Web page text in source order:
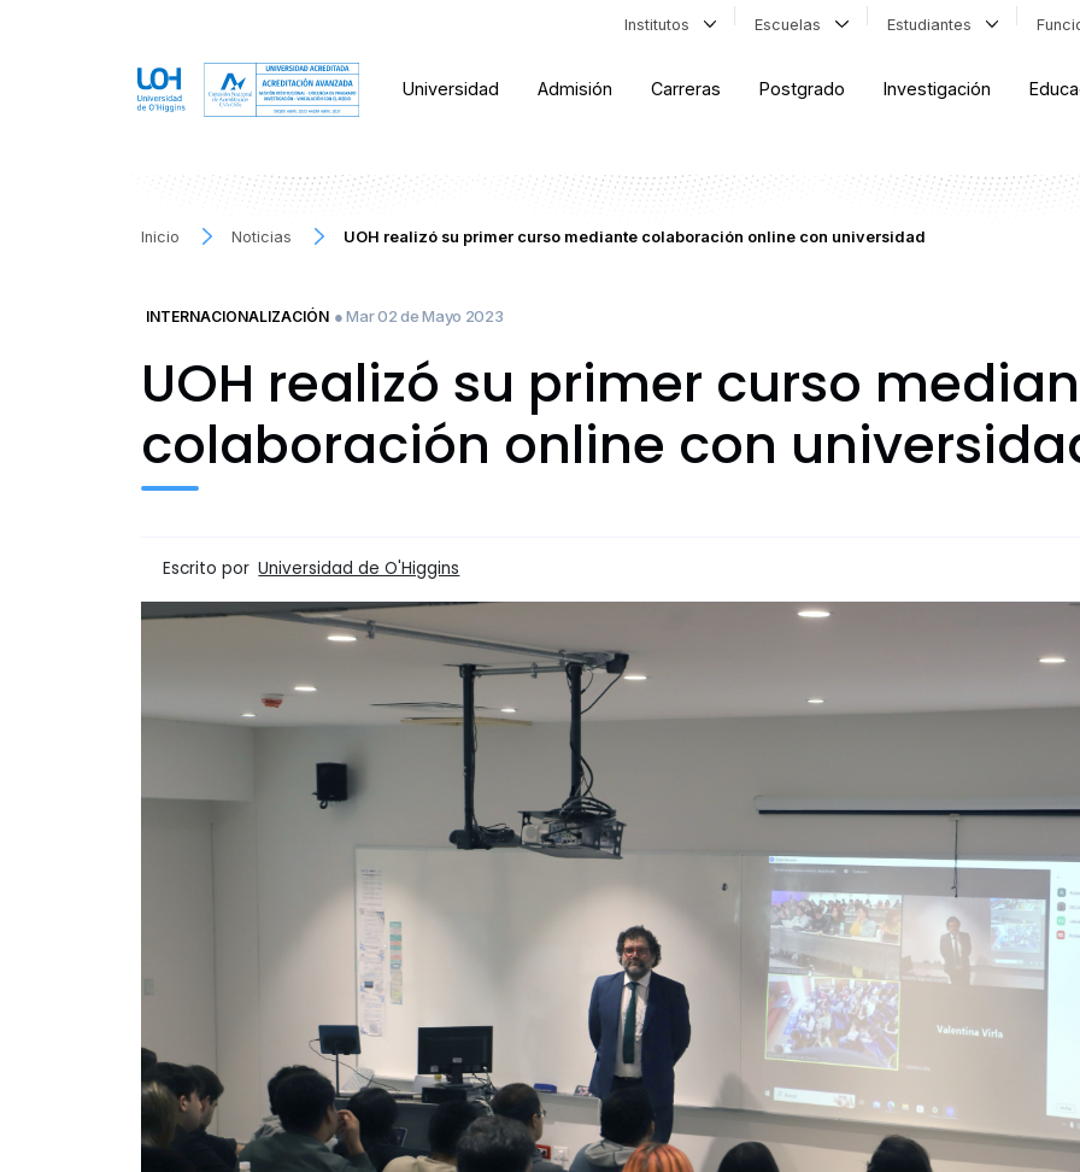
Institutos Escuelas Estudiantes
Universidad Admisión Carreras Postgrado Investigación
Inicio Noticias UOH realizó su primer curso mediante colaboración online con universidad
INTERNACIONALIZACIÓN ● Mar 02 de Mayo 2023
UOH realizó su primer curso
colaboración online con
Escrito por Universidad de O'Higgins